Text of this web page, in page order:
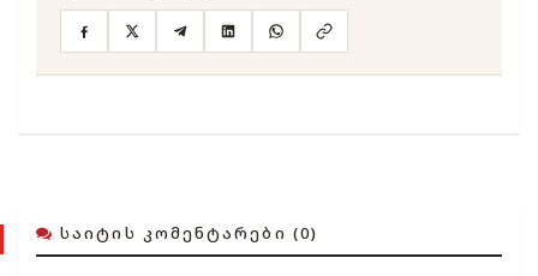
ᲡᲐᲘᲢᲘᲡ ᲙᲝᲛᲔᲜᲢᲐᲠᲔᲑᲘ (0)